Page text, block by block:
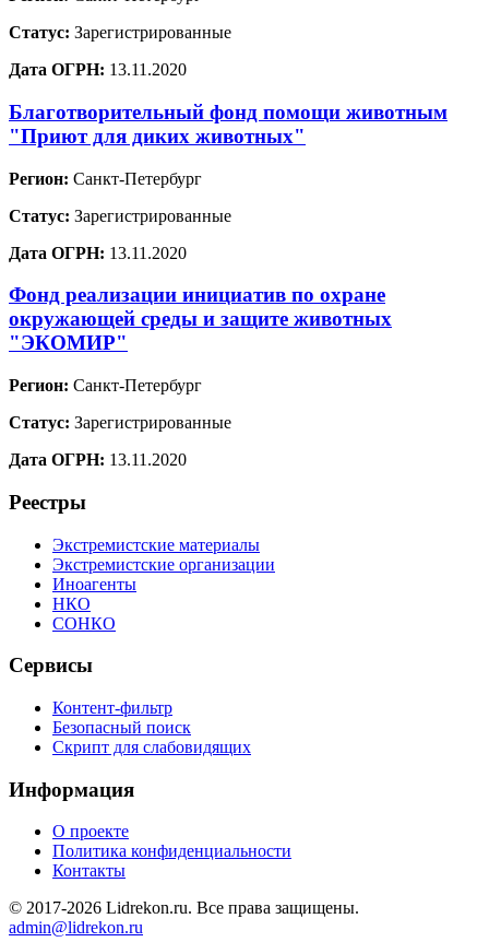
Статус: Зарегистрированные
Дата ОГРН: 13.11.2020
Благотворительный фонд помощи животным
"Приют для диких животных"
Регион: Санкт-Петербург
Статус: Зарегистрированные
Дата ОГРН: 13.11.2020
Фонд реализации инициатив по охране
окружающей среды и защите животных
"ЭКОМИР"
Регион: Санкт-Петербург
Статус: Зарегистрированные
Дата ОГРН: 13.11.2020
Реестры
Экстремистские материалы
Экстремистские организации
Иноагенты
НКО
СОНКО
Сервисы
Контент-фильтр
Безопасный поиск
Скрипт для слабовидящих
Информация
О проекте
Политика конфиденциальности
Контакты
© 2017-2026 Lidrekon.ru. Все права защищены.
admin@lidrekon.ru